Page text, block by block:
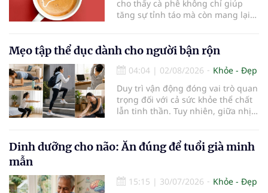
cho thấy cà phê không chỉ giúp
tăng sự tỉnh táo mà còn mang lại
đóng vai trò lọc độc tố, chuyển hóa
thuốc và dự trữ nhiều vitamin,
khoáng chất thiết yếu nhưng cũng
rất dễ bị tổn thương…
Mẹo tập thể dục dành cho người bận rộn
04:04 | 02/08/2026
Khỏe - Đẹp
Duy trì vận động đóng vai trò quan
trọng đối với cả sức khỏe thể chất
lẫn tinh thần. Tuy nhiên, giữa nhịp
cho các hoạt động tập luyện
thường trở thành một thách thức
Dinh dưỡng cho não: Ăn đúng để tuổi già minh
mẫn
15:15 | 30/07/2026
Khỏe - Đẹp